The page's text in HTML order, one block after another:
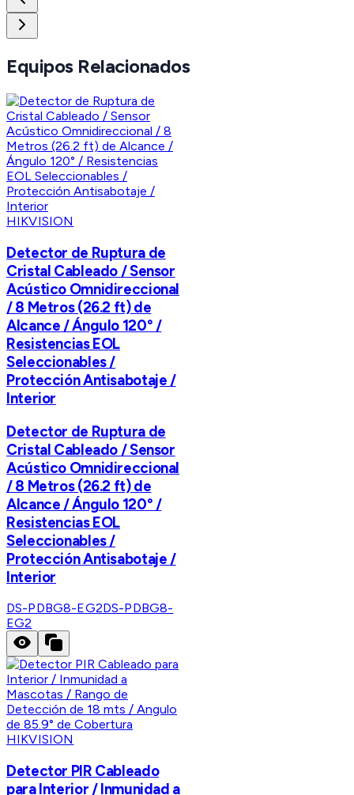
Equipos Relacionados
HIKVISION
Detector de Ruptura de
Cristal Cableado / Sensor
Acústico Omnidireccional
/ 8 Metros (26.2 ft) de
Alcance / Ángulo 120° /
Resistencias EOL
Seleccionables /
Protección Antisabotaje /
Interior
Detector de Ruptura de
Cristal Cableado / Sensor
Acústico Omnidireccional
/ 8 Metros (26.2 ft) de
Alcance / Ángulo 120° /
Resistencias EOL
Seleccionables /
Protección Antisabotaje /
Interior
DS-PDBG8-EG2DS-PDBG8-
EG2
HIKVISION
Detector PIR Cableado
para Interior / Inmunidad a